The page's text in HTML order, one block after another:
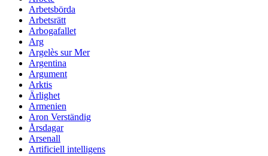
Arbetsbörda
Arbetsrätt
Arbogafallet
Arg
Argelès sur Mer
Argentina
Argument
Arktis
Ärlighet
Armenien
Aron Verständig
Årsdagar
Arsenall
Artificiell intelligens